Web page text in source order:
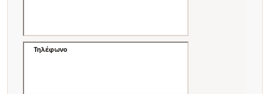
Τηλέφωνο